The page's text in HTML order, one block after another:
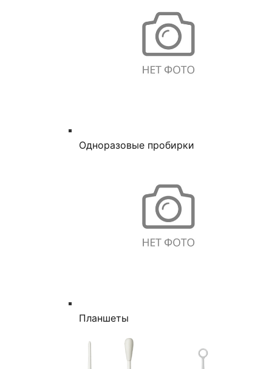
Одноразовые пробирки
Планшеты